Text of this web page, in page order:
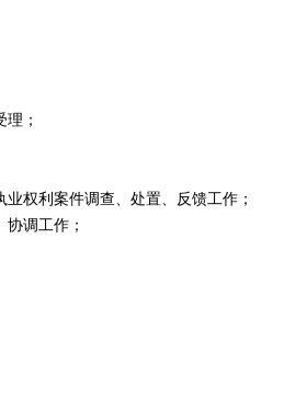
；
权利案件调查、处置、反馈工作；
调工作；